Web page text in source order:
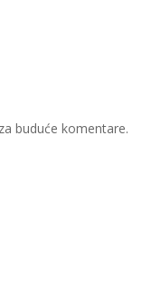
buduće komentare.